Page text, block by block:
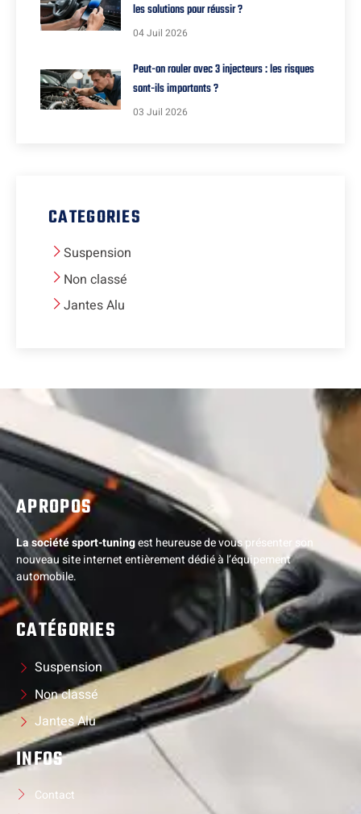
les solutions pour réussir ?
04 Juil 2026
Peut-on rouler avec 3 injecteurs : les risques
sont-ils importants ?
03 Juil 2026
CATEGORIES
Suspension
Non classé
Jantes Alu
APROPOS
La société sport-tuningest heureuse de vous présenter son
nouveau site internet entièrement dédié à l’équipement
automobile.
CATÉGORIES
Suspension
Non classé
Jantes Alu
INFOS
Contact